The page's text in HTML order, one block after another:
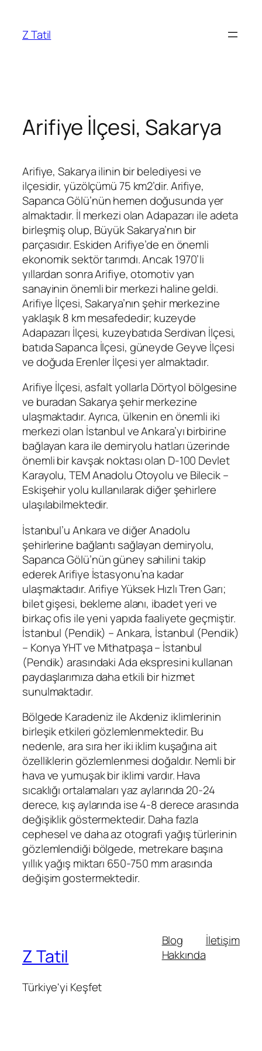
Z Tatil
Arifiye İlçesi, Sakarya
Arifiye, Sakarya ilinin bir belediyesi ve
ilçesidir, yüzölçümü 75 km2’dir. Arifiye,
Sapanca Gölü’nün hemen doğusunda yer
almaktadır. İl merkezi olan Adapazarı ile adeta
birleşmiş olup, Büyük Sakarya’nın bir
parçasıdır. Eskiden Arifiye’de en önemli
ekonomik sektör tarımdı. Ancak 1970’li
yıllardan sonra Arifiye, otomotiv yan
sanayinin önemli bir merkezi haline geldi.
Arifiye İlçesi, Sakarya’nın şehir merkezine
yaklaşık 8 km mesafededir; kuzeyde
Adapazarı İlçesi, kuzeybatıda Serdivan İlçesi,
batıda Sapanca İlçesi, güneyde Geyve İlçesi
ve doğuda Erenler İlçesi yer almaktadır.
Arifiye İlçesi, asfalt yollarla Dörtyol bölgesine
ve buradan Sakarya şehir merkezine
ulaşmaktadır. Ayrıca, ülkenin en önemli iki
merkezi olan İstanbul ve Ankara’yı birbirine
bağlayan kara ile demiryolu hatları üzerinde
önemli bir kavşak noktası olan D-100 Devlet
Karayolu, TEM Anadolu Otoyolu ve Bilecik –
Eskişehir yolu kullanılarak diğer şehirlere
ulaşılabilmektedir.
İstanbul’u Ankara ve diğer Anadolu
şehirlerine bağlantı sağlayan demiryolu,
Sapanca Gölü’nün güney sahilini takip
ederek Arifiye İstasyonu’na kadar
ulaşmaktadır. Arifiye Yüksek Hızlı Tren Garı;
bilet gişesi, bekleme alanı, ibadet yeri ve
birkaç ofis ile yeni yapıda faaliyete geçmiştir.
İstanbul (Pendik) – Ankara, İstanbul (Pendik)
– Konya YHT ve Mithatpaşa – İstanbul
(Pendik) arasındaki Ada ekspresini kullanan
paydaşlarımıza daha etkili bir hizmet
sunulmaktadır.
Bölgede Karadeniz ile Akdeniz iklimlerinin
birleşik etkileri gözlemlenmektedir. Bu
nedenle, ara sıra her iki iklim kuşağına ait
özelliklerin gözlemlenmesi doğaldır. Nemli bir
hava ve yumuşak bir iklimi vardır. Hava
sıcaklığı ortalamaları yaz aylarında 20-24
derece, kış aylarında ise 4-8 derece arasında
değişiklik göstermektedir. Daha fazla
cephesel ve daha az otografi yağış türlerinin
gözlemlendiği bölgede, metrekare başına
yıllık yağış miktarı 650-750 mm arasında
değişim gostermektedir.
Z Tatil
Türkiye'yi Keşfet
Blog
Hakkında
İletişim